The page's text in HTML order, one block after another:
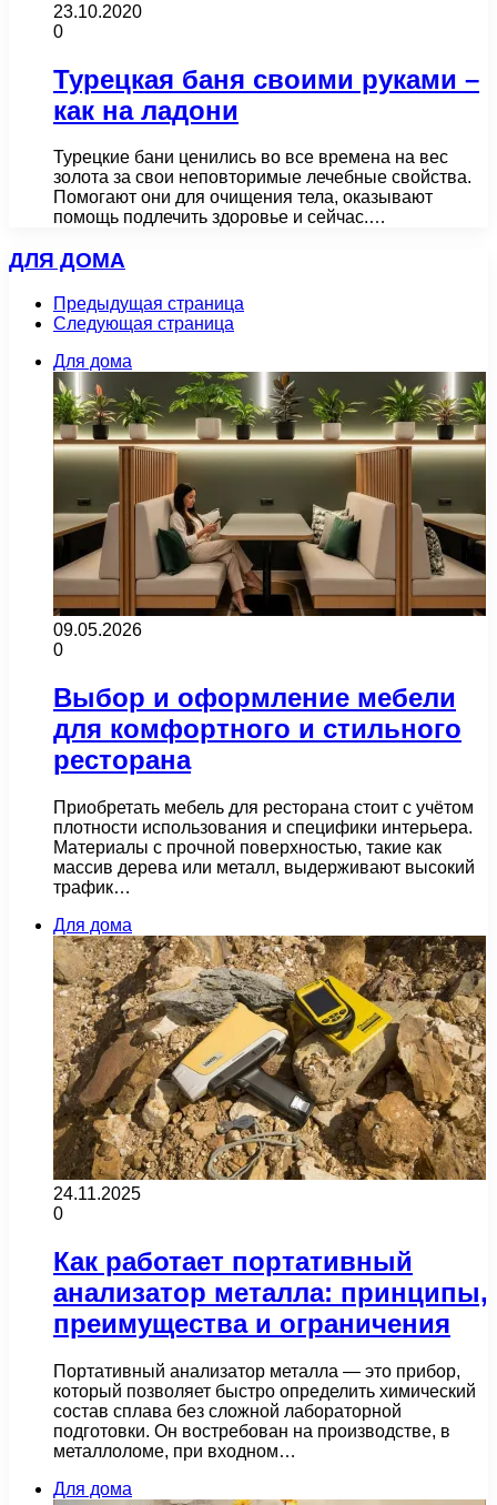
23.10.2020
0
Турецкая баня своими руками –
как на ладони
Турецкие бани ценились во все времена на вес
золота за свои неповторимые лечебные свойства.
Помогают они для очищения тела, оказывают
помощь подлечить здоровье и сейчас.…
ДЛЯ ДОМА
Предыдущая страница
Следующая страница
Для дома
09.05.2026
0
Выбор и оформление мебели
для комфортного и стильного
ресторана
Приобретать мебель для ресторана стоит с учётом
плотности использования и специфики интерьера.
Материалы с прочной поверхностью, такие как
массив дерева или металл, выдерживают высокий
трафик…
Для дома
24.11.2025
0
Как работает портативный
анализатор металла: принципы,
преимущества и ограничения
Портативный анализатор металла — это прибор,
который позволяет быстро определить химический
состав сплава без сложной лабораторной
подготовки. Он востребован на производстве, в
металлоломе, при входном…
Для дома